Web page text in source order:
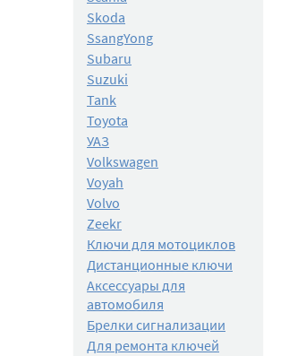
Skoda
SsangYong
Subaru
Suzuki
Tank
Toyota
УАЗ
Volkswagen
Voyah
Volvo
Zeekr
Ключи для мотоциклов
Дистанционные ключи
Аксессуары для
автомобиля
Брелки сигнализации
Для ремонта ключей